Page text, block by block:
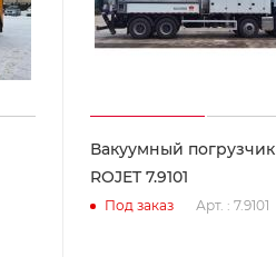
Вакуумный погрузчик
ROJET 7.9101
Под заказ Арт. : 7.9101